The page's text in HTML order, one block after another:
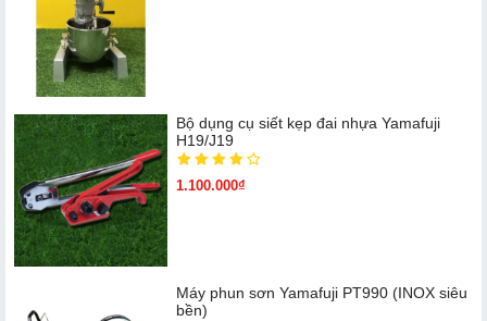
Bộ dụng cụ siết kẹp đai nhựa Yamafuji
H19/J19
1.100.000₫
Máy phun sơn Yamafuji PT990 (INOX siêu
bền)